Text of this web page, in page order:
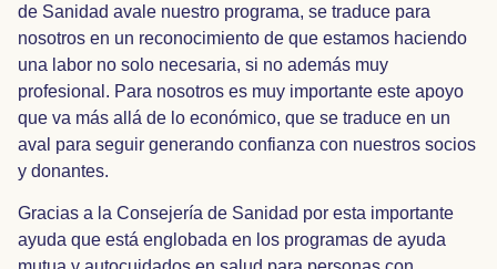
de Sanidad avale nuestro programa, se traduce para
nosotros en un reconocimiento de que estamos haciendo
una labor no solo necesaria, si no además muy
profesional. Para nosotros es muy importante este apoyo
que va más allá de lo económico, que se traduce en un
aval para seguir generando confianza con nuestros socios
y donantes.
Gracias a la Consejería de Sanidad por esta importante
ayuda que está englobada en los programas de ayuda